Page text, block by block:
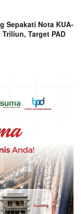
Sepakati Nota KUA-
Triliun, Target PAD